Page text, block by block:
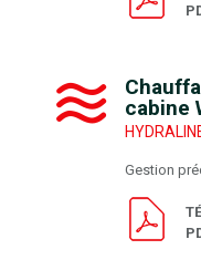
cabine
Gestion